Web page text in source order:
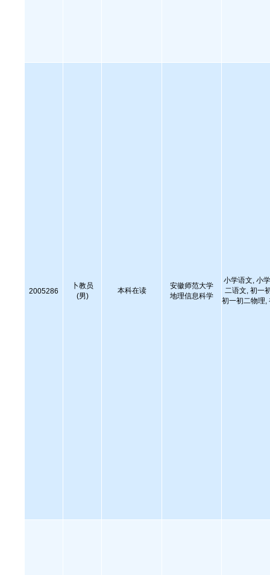
2005286
卜教员
(男)
本科在读
安徽师范大学
地理信息科学
小学语文, 小
二语文, 初一
初一初二物理,